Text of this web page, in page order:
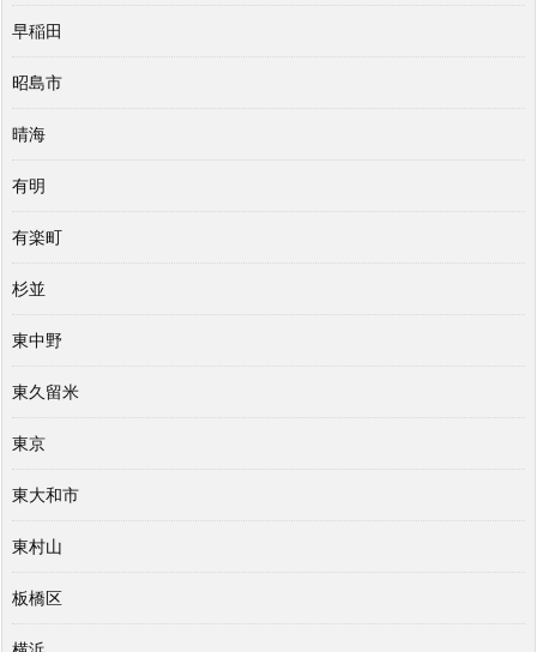
早稲田
昭島市
晴海
有明
有楽町
杉並
東中野
東久留米
東京
東大和市
東村山
板橋区